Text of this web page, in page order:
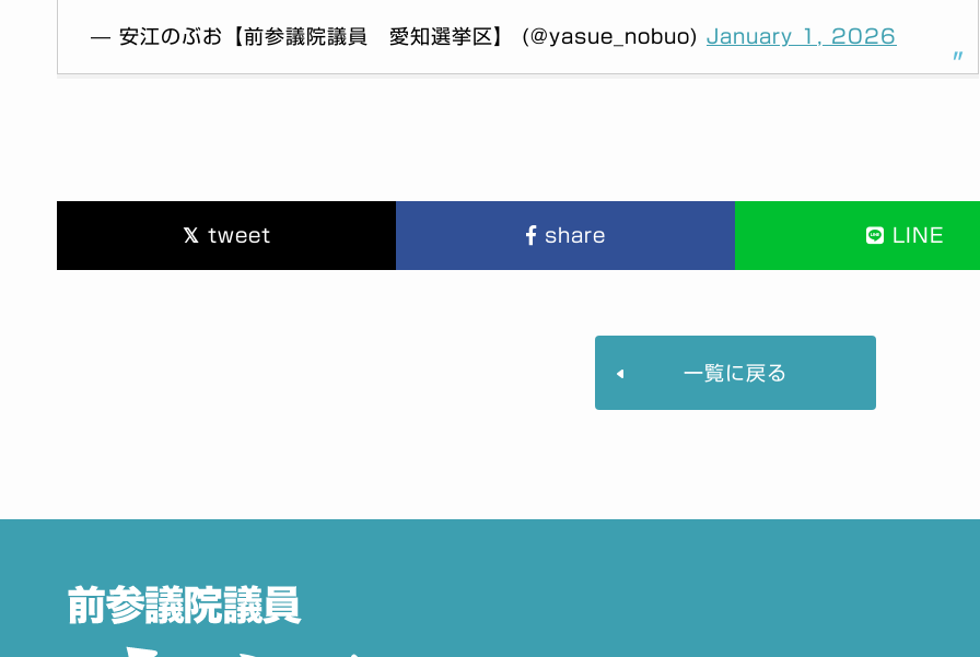
— 安江のぶお【前参議院議員 愛知選挙区】 (@yasue_nobuo) January 1, 2026
tweet share LINE
一覧に戻る